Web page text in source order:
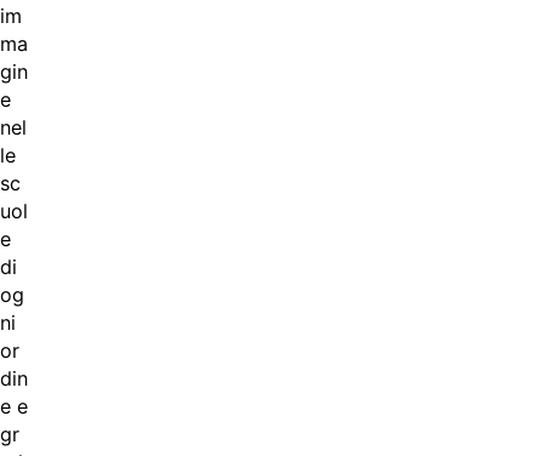
im
ma
gin
e
nel
le
sc
uol
e
di
og
ni
or
din
e e
gr